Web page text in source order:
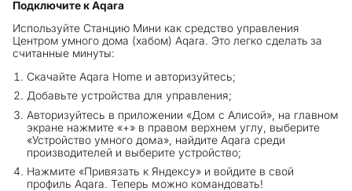
Подключите кAqara
Используйте Станцию Мини как средство управления
Центром умного дома (хабом) Aqara. Это легко сделать за
считанные минуты:
Скачайте Aqara Home и авторизуйтесь;
Добавьте устройства для управления;
Авторизуйтесь в приложении «Дом с Алисой», на главном
экране нажмите «+» в правом верхнем углу, выберите
«Устройство умного дома», найдите Aqara среди
производителей и выберите устройство;
Нажмите «Привязать к Яндексу» и войдите в свой
профиль Aqara. Теперь можно командовать!